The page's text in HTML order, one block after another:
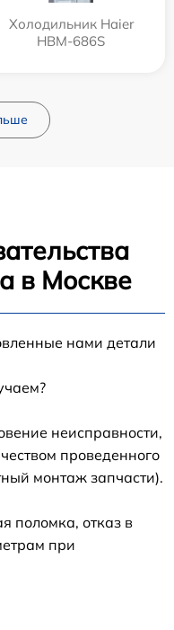
Холодильник Haier
HBM-686S
в Москве
нами детали
неисправности,
проведенного
монтаж запчасти).
поломка, отказ в
при